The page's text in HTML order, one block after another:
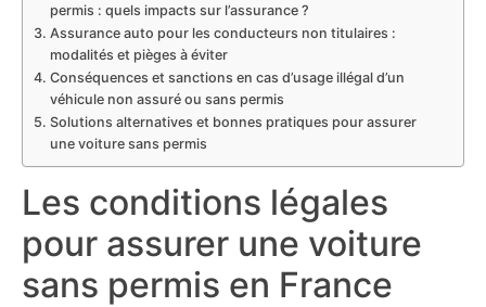
permis : quels impacts sur l’assurance ?
Assurance auto pour les conducteurs non titulaires :
modalités et pièges à éviter
Conséquences et sanctions en cas d’usage illégal d’un
véhicule non assuré ou sans permis
Solutions alternatives et bonnes pratiques pour assurer
une voiture sans permis
Les conditions légales
pour assurer une voiture
sans permis en France